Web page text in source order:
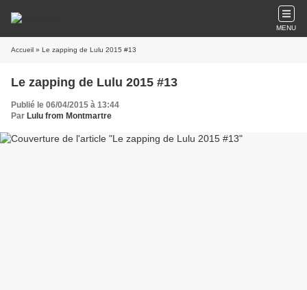
MENU
Accueil » Le zapping de Lulu 2015 #13
Le zapping de Lulu 2015 #13
Publié le 06/04/2015 à 13:44
Par Lulu from Montmartre